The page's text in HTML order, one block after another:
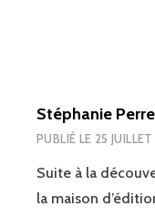
Stéphanie
PUBLIÉ LE 25
Suite à la
la maison